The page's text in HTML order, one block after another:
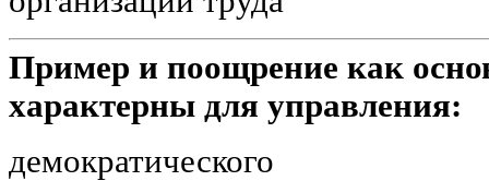
Пример и поощрение как
характерны для управления:
демократического